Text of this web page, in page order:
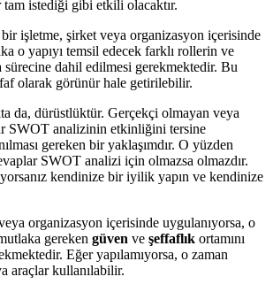
tam istediği gibi etkili olacaktır.
işletme, şirket veya organizasyon içerisinde
o yapıyı temsil edecek farklı rollerin ve
sürecine dahil edilmesi gerekmektedir. Bu
olarak görünür hale getirilebilir.
da, dürüstlüktür. Gerçekçi olmayan veya
SWOT analizinin etkinliğini tersine
gereken bir yaklaşımdır. O yüzden
SWOT analizi için olmazsa olmazdır.
kendinize bir iyilik yapın ve kendinize
organizasyon içerisinde uygulanıyorsa, o
gereken güven ve şeffaflık ortamını
Eğer yapılamıyorsa, o zaman
araçlar kullanılabilir.